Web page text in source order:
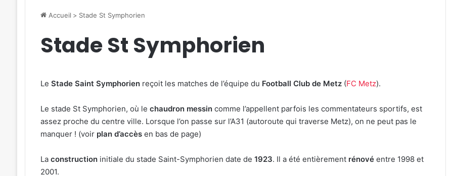
Accueil > Stade St Symphorien
Stade St Symphorien
Le Stade Saint Symphorienreçoit les matches de l’équipe du Football Club de Metz(FC Metz).
Le stade St Symphorien, où le chaudron messincomme l’appellent parfois les commentateurs sportifs, est
assez proche du centre ville. Lorsque l’on passe sur l’A31 (autoroute qui traverse Metz), on ne peut pas le
manquer ! (voir plan d’accèsen bas de page)
La construction initiale du stade Saint-Symphorien date de 1923. Il a été entièrement rénové entre 1998 et
2001.
Une
exposition
sur
de
nos
L’Étape
une